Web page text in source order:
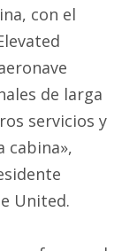
con el
de larga
servicios y
cabina»,
United.